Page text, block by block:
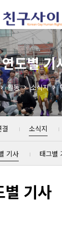
연도별 기
활동 소식지
결 소식지
기사 태그별
별 기사